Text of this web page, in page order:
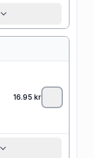
16.95 kr